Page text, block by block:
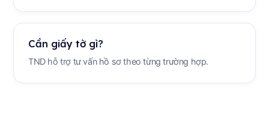
Cần giấy tờ gì?
TND hỗ trợ tư vấn hồ sơ theo từng trường hợp.